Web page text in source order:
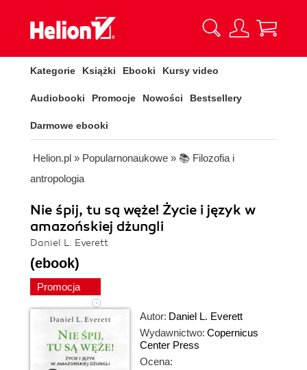
Kategorie Książki Ebooki Kursy video
Audiobooki Promocje Nowości Bestsellery
Darmowe ebooki
Helion.pl » Popularnonaukowe » 📚 Filozofia i
antropologia
Nie śpij, tu są węże! Życie i język w
amazońskiej dżungli
Daniel L. Everett
(ebook)
Promocja
Autor: Daniel L. Everett
Wydawnictwo: Copernicus
Center Press
Ocena: